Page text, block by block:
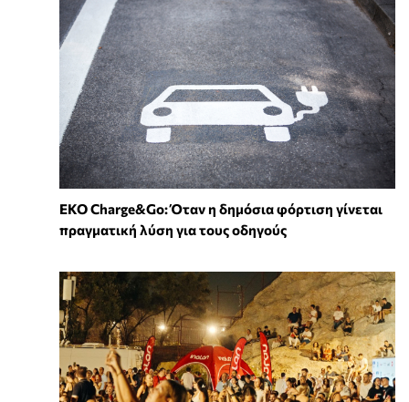
EKO Charge&Go: Όταν η δημόσια φόρτιση γίνεται
πραγματική λύση για τους οδηγούς